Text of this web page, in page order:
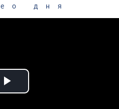
дня
Play Video